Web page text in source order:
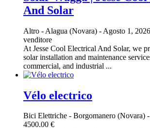
And Solar
Altro - Alagua (Novara) - Agosto 1, 2026
venditore
At Jesse Cool Electrical And Solar, we
solar installation and maintenance
commercial, and industrial ...
Vélo electrico
Bici Elettriche - Borgomanero (Novara) -
4500.00 €